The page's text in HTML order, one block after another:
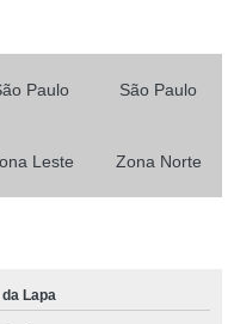
Paulo São Paulo
Leste Zona Norte
Lapa